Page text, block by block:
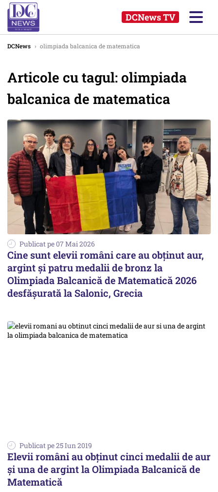
DCNews TV
DCNews › olimpiada balcanica de matematica
Articole cu tagul: olimpiada
balcanica de matematica
Publicat pe 07 Mai 2026
Cine sunt elevii români care au obţinut aur,
argint şi patru medalii de bronz la
Olimpiada Balcanică de Matematică 2026
desfășurată la Salonic, Grecia
Publicat pe 25 Iun 2019
Elevii români au obţinut cinci medalii de aur
şi una de argint la Olimpiada Balcanică de
Matematică